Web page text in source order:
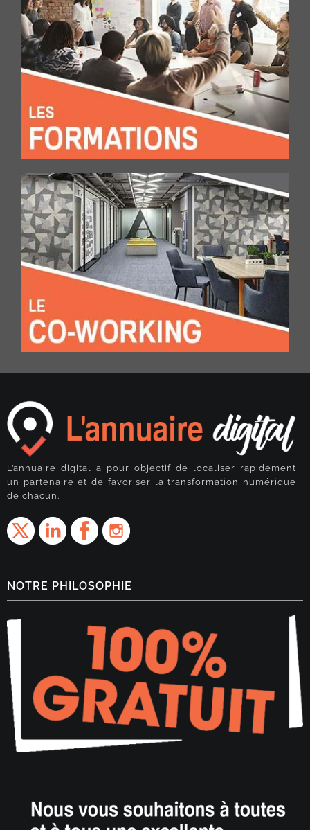
L’annuaire digital a pour objectif de localiser rapidement
un partenaire et de favoriser la transformation numérique
de chacun.
NOTRE PHILOSOPHIE